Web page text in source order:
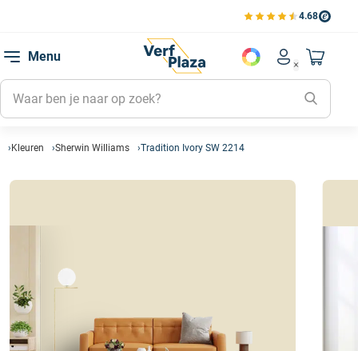
4.68
Bekijk de verfplaza
Menu
Account
Mijn
Mijn
Mijn
Naar
Kleuren Sherwin Williams Tradition Ivory SW 2214